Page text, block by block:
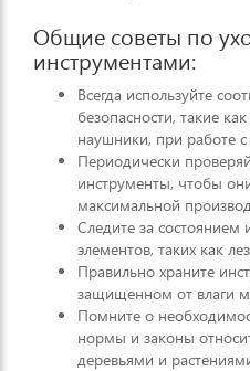
Общие советы по
инструментами:
Всегда используйте
безопасности, такие
наушники, при работе
Периодически
инструменты, чтобы
максимальной
Следите за
элементов, таких как
Правильно храните
защищенном от влаги
Помните о
нормы и законы
деревьями и